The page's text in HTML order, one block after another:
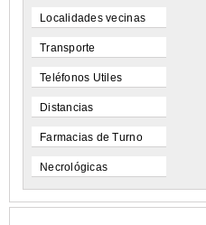
Localidades vecinas
Transporte
Teléfonos Utiles
Distancias
Farmacias de Turno
Necrológicas